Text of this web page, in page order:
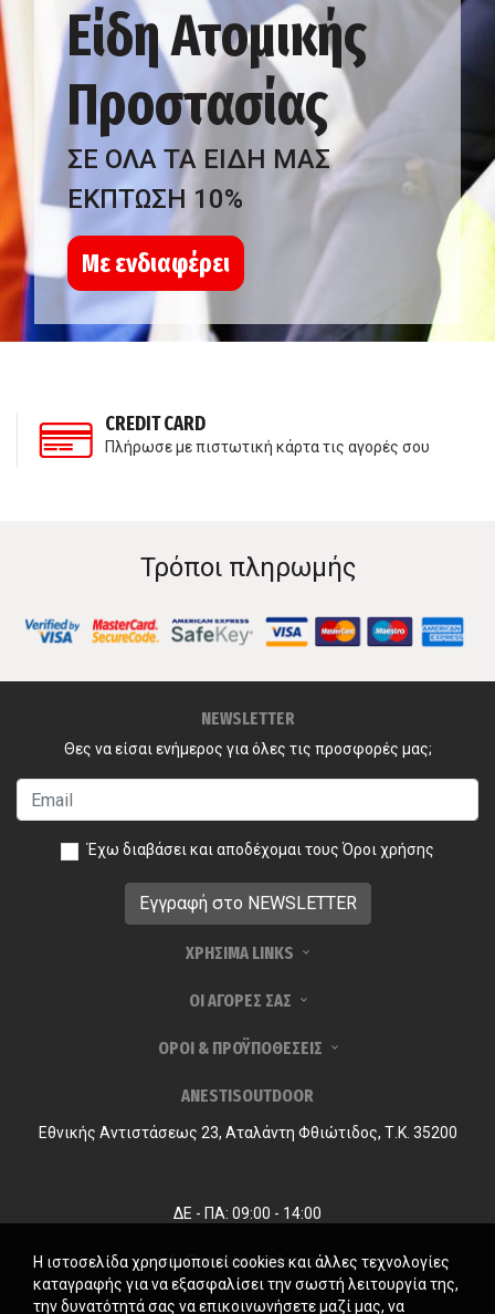
Είδη Ατομικής
Προστασίας
ΣΕ ΟΛΑ ΤΑ ΕΙΔΗ ΜΑΣ
ΕΚΠΤΩΣΗ 10%
Με ενδιαφέρει
CREDIT CARD
Πλήρωσε με πιστωτική κάρτα τις αγορές σου
Τρόποι πληρωμής
NEWSLETTER
Θες να είσαι ενήμερος για όλες τις προσφορές μας;
Έχω διαβάσει και αποδέχομαι τους Όροι χρήσης
ΧΡΗΣΙΜΑ LINKS
ΟΙ ΑΓΟΡΕΣ ΣΑΣ
ΟΡΟΙ & ΠΡΟΫΠΟΘΕΣΕΙΣ
ANESTISOUTDOOR
Εθνικής Αντιστάσεως 23, Αταλάντη Φθιώτιδος, Τ.Κ. 35200
ΔΕ - ΠΑ: 09:00 - 14:00
info@anestisoutdoor.com
Η ιστοσελίδα χρησιμοποιεί cookies και άλλες τεχνολογίες
καταγραφής για να εξασφαλίσει την σωστή λειτουργία της,
την δυνατότητά σας να επικοινωνήσετε μαζί μας, να